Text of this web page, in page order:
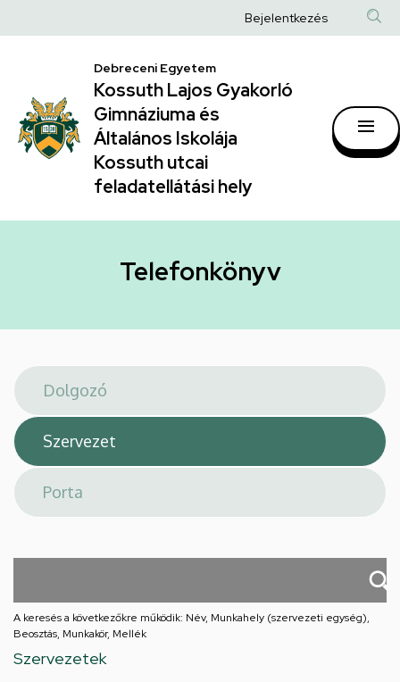
|
Kossuth
Lajos
Gyakorló
Gimnáziuma
Általános
hely
a
Anonim
fiók
Bejelentkezés
Debreceni Egyetem
Kossuth Lajos Gyakorló
Gimnáziuma és
Általános Iskolája
Kossuth utcai
feladatellátási hely
Telefonkönyv
A keresés a következőkre működik: Név, Munkahely (szervezeti egység),
Beosztás, Munkakör, Mellék
Szervezetek